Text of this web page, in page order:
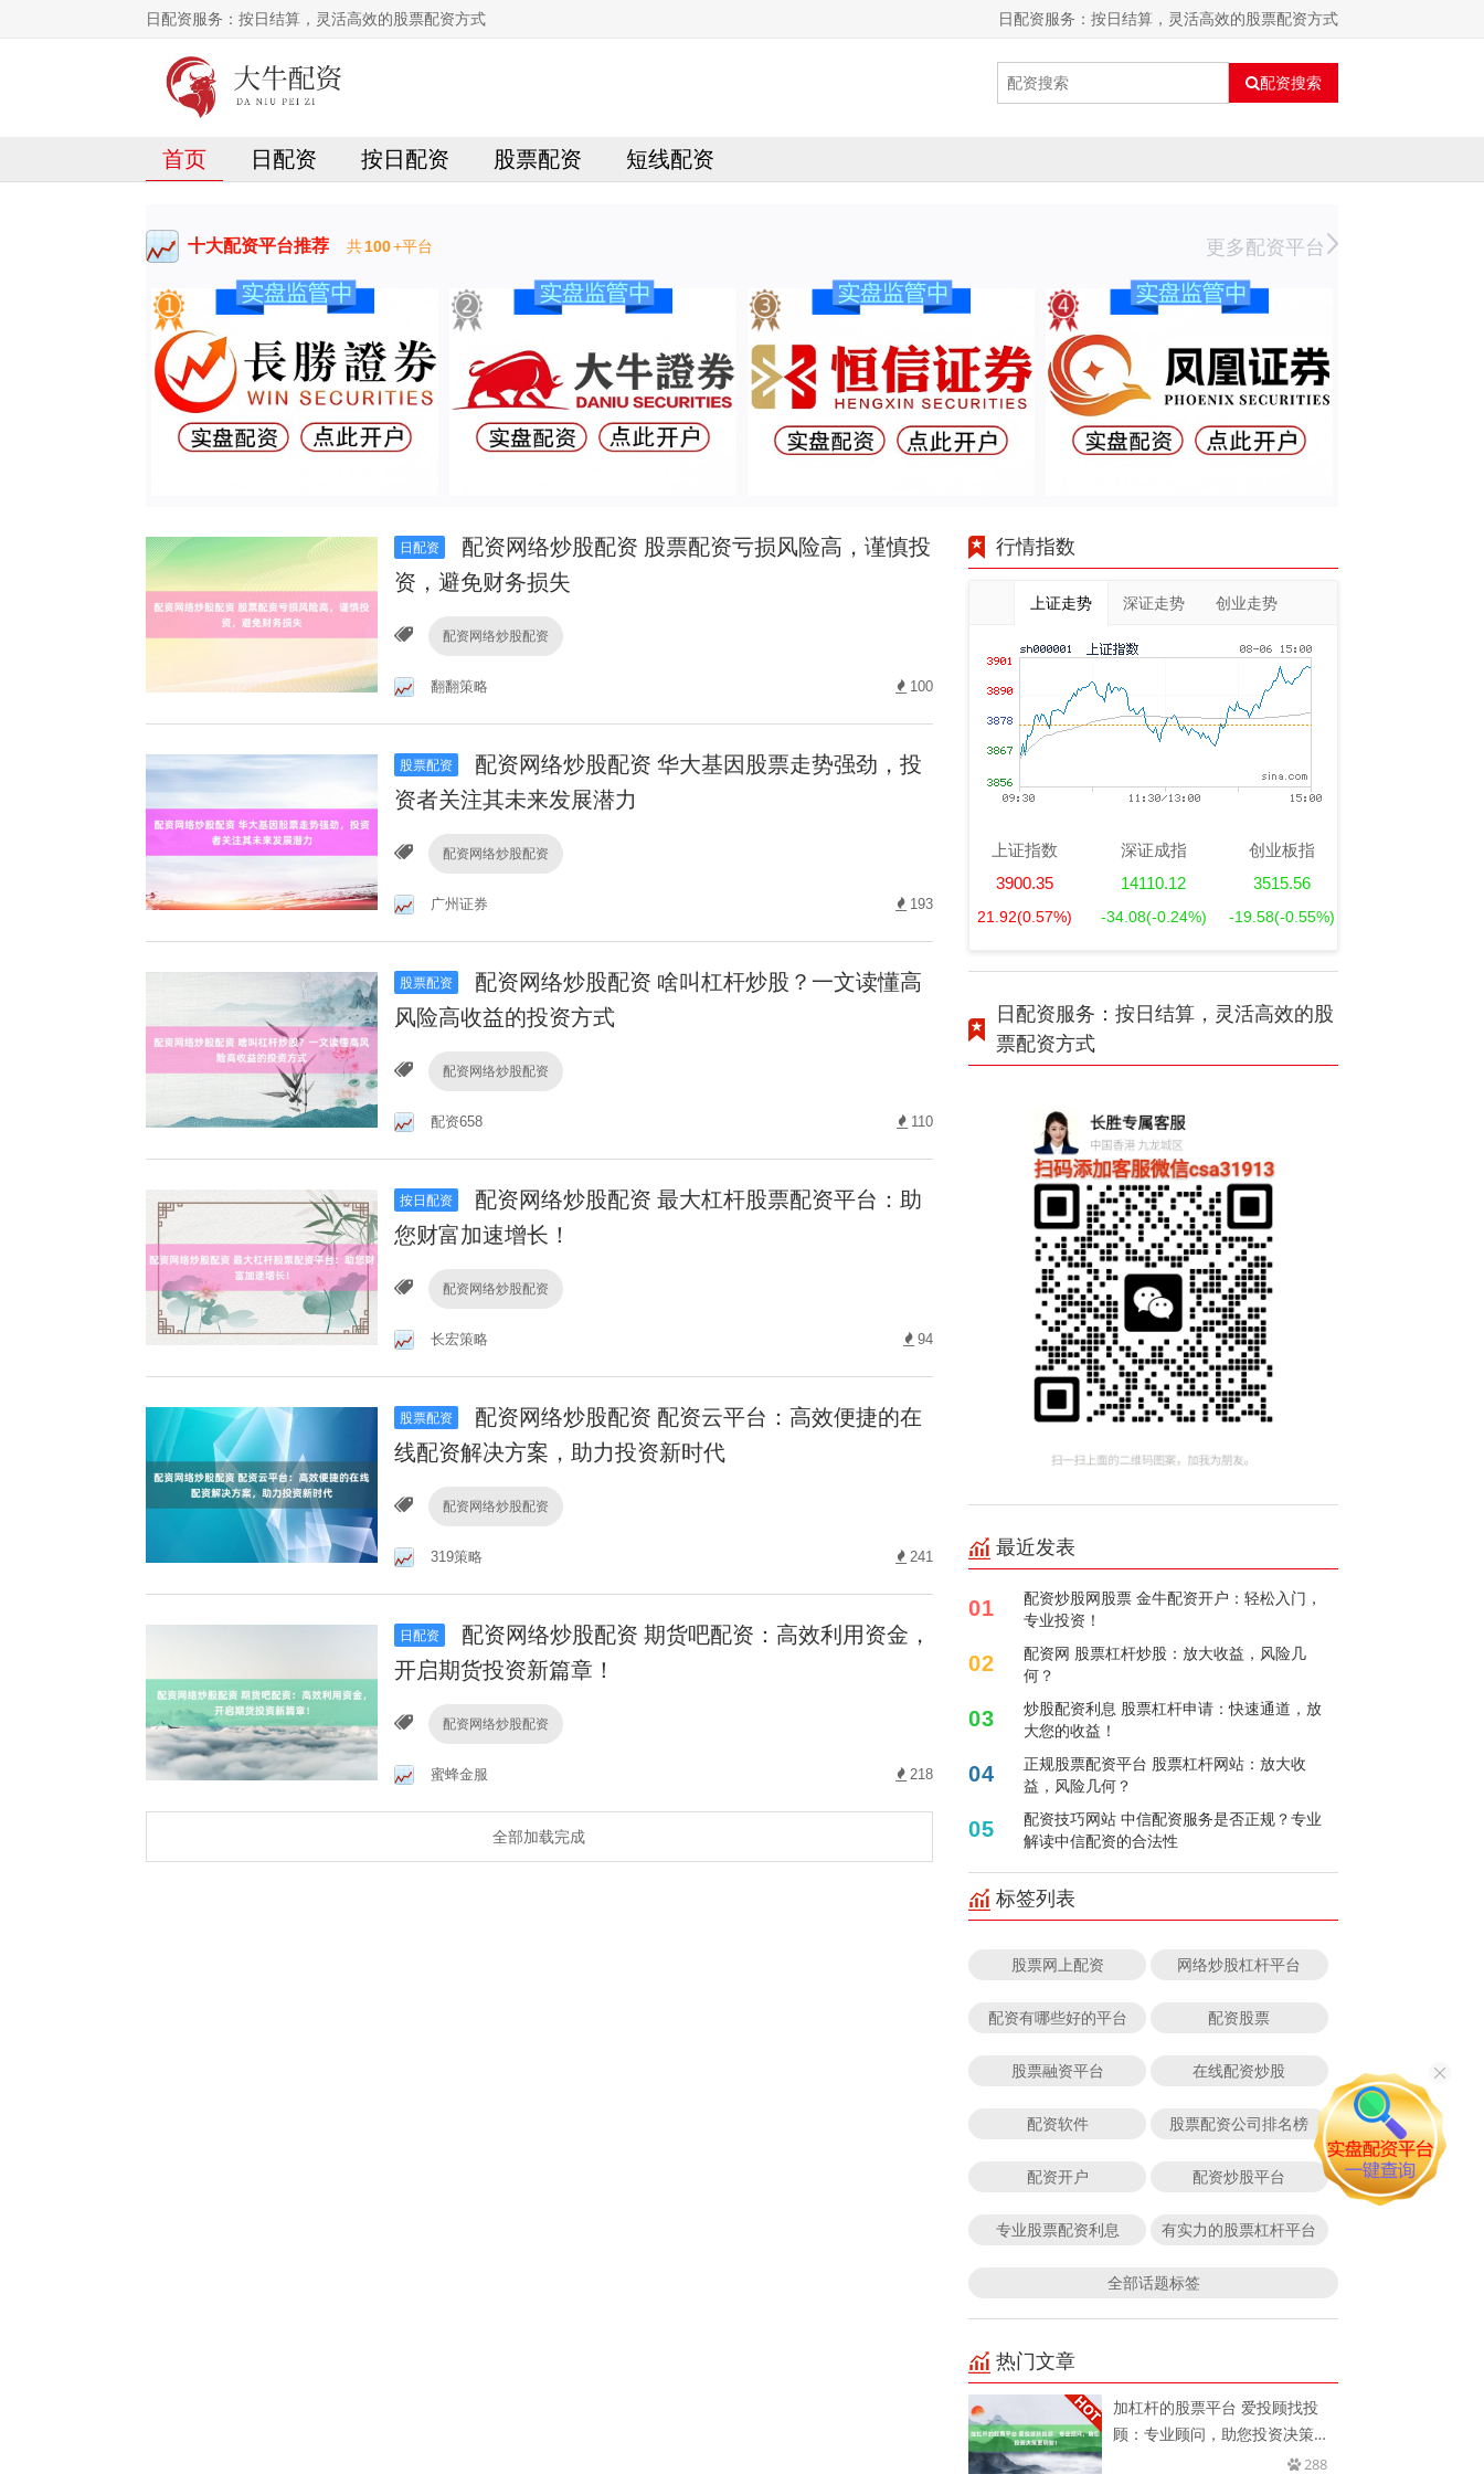
日配资服务：按日结算，灵活高效的股票配资方式 日配资服务：按日结算，灵活高效的股票配资方式
配资搜索
首页 日配资 按日配资 股票配资 短线配资
十大配资平台推荐 共100+平台 更多配资平台
日配资
配资网络炒股配资 股票配资亏损风险高，谨慎投
资，避免财务损失
配资网络炒股配资
翻翻策略 100
股票配资
配资网络炒股配资 华大基因股票走势强劲，投
资者关注其未来发展潜力
配资网络炒股配资
广州证券 193
股票配资
配资网络炒股配资 啥叫杠杆炒股？一文读懂高
风险高收益的投资方式
配资网络炒股配资
配资658 110
按日配资
配资网络炒股配资 最大杠杆股票配资平台：助
您财富加速增长！
配资网络炒股配资
长宏策略 94
股票配资
配资网络炒股配资 配资云平台：高效便捷的在
线配资解决方案，助力投资新时代
配资网络炒股配资
319策略 241
日配资
配资网络炒股配资 期货吧配资：高效利用资金，
开启期货投资新篇章！
配资网络炒股配资
蜜蜂金服 218
全部加载完成
行情指数
上证走势 深证走势 创业走势
上证指数
3900.35
21.92(0.57%)
深证成指
14110.12
-34.08(-0.24%)
创业板指
3515.56
-19.58(-0.55%)
日配资服务：按日结算，灵活高效的股
票配资方式
最近发表
01
配资炒股网股票 金牛配资开户：轻松入门，
专业投资！
02
配资网 股票杠杆炒股：放大收益，风险几
何？
03
炒股配资利息 股票杠杆申请：快速通道，放
大您的收益！
04
正规股票配资平台 股票杠杆网站：放大收
益，风险几何？
05
配资技巧网站 中信配资服务是否正规？专业
解读中信配资的合法性
标签列表
股票网上配资 网络炒股杠杆平台
配资有哪些好的平台 配资股票
股票融资平台 在线配资炒股
配资软件 股票配资公司排名榜
配资开户 配资炒股平台
专业股票配资利息 有实力的股票杠杆平台
全部话题标签
热门文章
加杠杆的股票平台 爱投顾找投
顾：专业顾问，助您投资决策更
288